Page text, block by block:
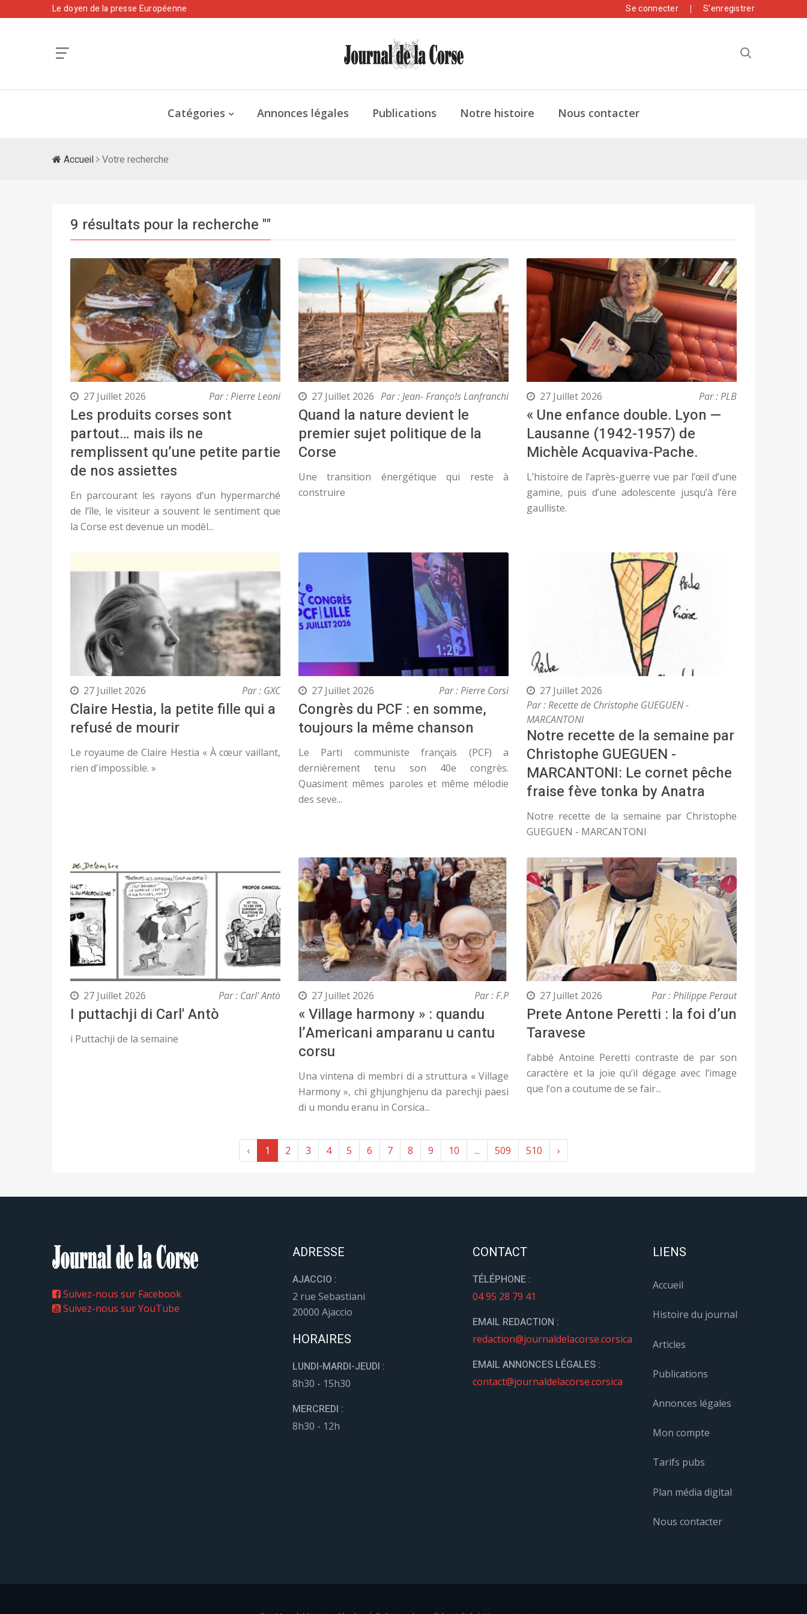
Le doyen de la presse Européenne Se connecter S'enregistrer
Catégories Annonces légales Publications Notre histoire Nous contacter
Accueil Votre recherche
9 résultats pour la recherche ""
27 Juillet 2026 Par : Pierre Leoni
Les produits corses sont
partout… mais ils ne
remplissent qu’une petite partie
de nos assiettes
En parcourant les rayons d’un hypermarché
de l’île, le visiteur a souvent le sentiment que
la Corse est devenue un modèl...
27 Juillet 2026 Par : Jean- Franço!s Lanfranchi
Quand la nature devient le
premier sujet politique de la
Corse
Une transition énergétique qui reste à
construire
27 Juillet 2026 Par : PLB
« Une enfance double. Lyon —
Lausanne (1942-1957) de
Michèle Acquaviva-Pache.
L’histoire de l’après-guerre vue par l’œil d’une
gamine, puis d’une adolescente jusqu’à l’ère
gaulliste.
27 Juillet 2026 Par : GXC
Claire Hestia, la petite fille qui a
refusé de mourir
Le royaume de Claire Hestia « À cœur vaillant,
rien d'impossible. »
27 Juillet 2026 Par : Pierre Corsi
Congrès du PCF : en somme,
toujours la même chanson
Le Parti communiste français (PCF) a
dernièrement tenu son 40e congrès.
Quasiment mêmes paroles et même mélodie
des seve...
27 Juillet 2026
Par : Recette de Christophe GUEGUEN -
MARCANTONI
Notre recette de la semaine par
Christophe GUEGUEN -
MARCANTONI: Le cornet pêche
fraise fève tonka by Anatra
Notre recette de la semaine par Christophe
GUEGUEN - MARCANTONI
27 Juillet 2026 Par : Carl' Antò
I puttachji di Carl' Antò
i Puttachji de la semaine
27 Juillet 2026 Par : F.P
« Village harmony » : quandu
l’Americani amparanu u cantu
corsu
Una vintena di membri di a struttura « Village
Harmony », chì ghjunghjenu da parechji paesi
di u mondu eranu in Corsica...
27 Juillet 2026 Par : Philippe Peraut
Prete Antone Peretti : la foi d’un
Taravese
l’abbé Antoine Peretti contraste de par son
caractère et la joie qu’il dégage avec l’image
que l’on a coutume de se fair...
‹ 1 2 3 4 5 6 7 8 9 10 ... 509 510 ›
Suivez-nous sur Facebook
Suivez-nous sur YouTube
ADRESSE
AJACCIO :
2 rue Sebastiani
20000 Ajaccio
HORAIRES
LUNDI-MARDI-JEUDI :
8h30 - 15h30
MERCREDI :
8h30 - 12h
CONTACT
TÉLÉPHONE :
04 95 28 79 41
EMAIL REDACTION :
redaction@journaldelacorse.corsica
EMAIL ANNONCES LÉGALES :
contact@journaldelacorse.corsica
LIENS
Accueil
Histoire du journal
Articles
Publications
Annonces légales
Mon compte
Tarifs pubs
Plan média digital
Nous contacter